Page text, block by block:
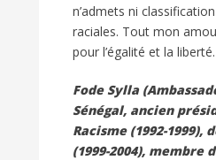
n’admets ni
raciales. Tout mon
pour l’égalité et la liberté.
Fode Sylla
Sénégal, ancien
Racisme (1992-1999),
(1999-2004), membre